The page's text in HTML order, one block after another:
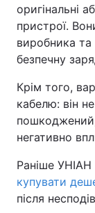
оригінальні
пристрої.
виробника та
безпечну
Крім того,
кабелю: він
пошкоджений,
негативно
Раніше УНІАН
купувати
після